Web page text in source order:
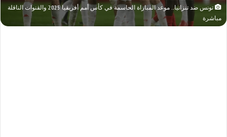
تونس ضد تنزانيا.. موعد المباراة الحاسمة في كأس أمم أفريقيا 2025 والقنوات الناقلة
مباشرة